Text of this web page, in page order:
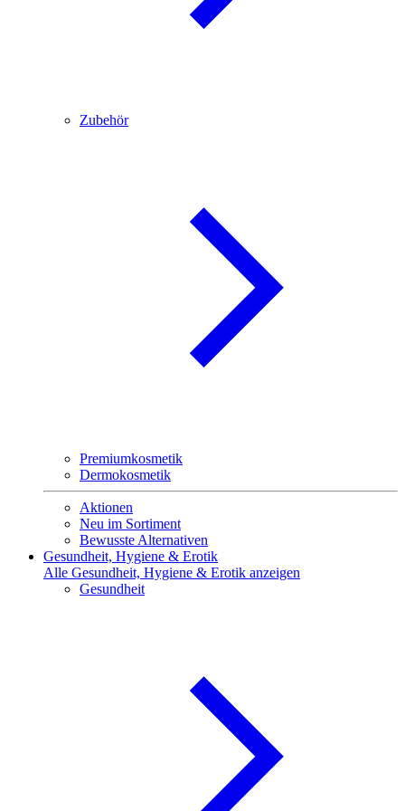
Zubehör
Premiumkosmetik
Dermokosmetik
Aktionen
Neu im Sortiment
Bewusste Alternativen
Gesundheit, Hygiene & Erotik
Alle Gesundheit, Hygiene & Erotik anzeigen
Gesundheit